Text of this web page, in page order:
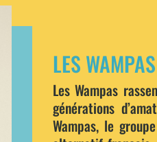
LES WAMPAS
Les Wampas
générations
Wampas, le